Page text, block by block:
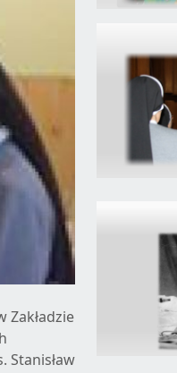
Zakładzie
Stanisław